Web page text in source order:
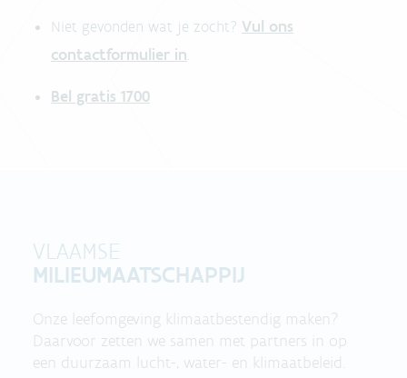
Niet gevonden wat je zocht? Vul ons
contactformulier in.
Bel gratis 1700
VLAAMSE
MILIEUMAATSCHAPPIJ
Onze leefomgeving klimaatbestendig maken?
Daarvoor zetten we samen met partners in op
een duurzaam lucht-, water- en klimaatbeleid.